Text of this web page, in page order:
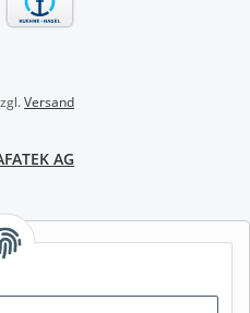
Versand
AG
REGION & LANGUAGE |